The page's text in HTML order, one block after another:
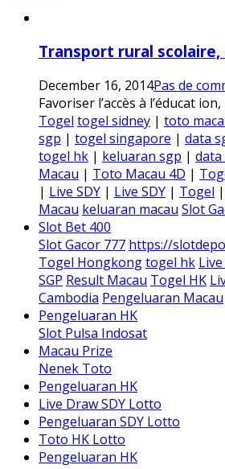
Transport rural
December 16, 2014Pas de
Favoriser l’accès à l’éducat
Togel togel sidney | toto
sgp | togel singapore | data
togel hk | keluaran sgp |
Macau | Toto Macau 4D |
| Live SDY | Live SDY | Togel |
Macau keluaran macau Slot
Slot Bet 400
Slot Gacor 777 https://
Togel Hongkongtogel hk
SGP Result Macau Togel HK
Cambodia Pengeluaran Macau
Pengeluaran HK
Slot Pulsa Indosat
Macau Prize
Nenek Toto
Pengeluaran HK
Live Draw SDY Lotto
Pengeluaran SDY Lotto
Toto HK Lotto
Pengeluaran HK